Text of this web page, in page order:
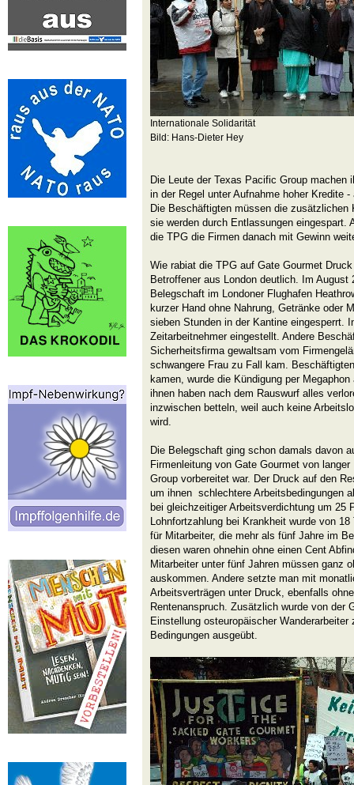
Internationale Solidarität
Bild: Hans-Dieter Hey
Die Leute der Texas Pacific Group machen
in der Regel unter Aufnahme hoher Kredite
Die Beschäftigten müssen die zusätzlichen
sie werden durch Entlassungen eingespart.
die TPG die Firmen danach mit Gewinn
Wie rabiat die TPG auf Gate Gourmet
Betroffener aus London deutlich. Im August
Belegschaft im Londoner Flughafen
kurzer Hand ohne Nahrung, Getränke oder
sieben Stunden in der Kantine eingesperrt.
Zeitarbeitnehmer eingestellt. Andere
Sicherheitsfirma gewaltsam vom
schwangere Frau zu Fall kam.
kamen, wurde die Kündigung per
ihnen haben nach dem Rauswurf alles
inzwischen betteln, weil auch keine
wird.
Die Belegschaft ging schon damals davon
Firmenleitung von Gate Gourmet von
Group vorbereitet war. Der Druck auf den
um ihnen schlechtere Arbeitsbedingungen
bei gleichzeitiger Arbeitsverdichtung um 25
Lohnfortzahlung bei Krankheit wurde von
für Mitarbeiter, die mehr als fünf Jahre im
diesen waren ohnehin ohne einen Cent
Mitarbeiter unter fünf Jahren müssen ganz
auskommen. Andere setzte man mit
Arbeitsverträgen unter Druck, ebenfalls
Rentenanspruch. Zusätzlich wurde von der
Einstellung osteuropäischer
Bedingungen ausgeübt.